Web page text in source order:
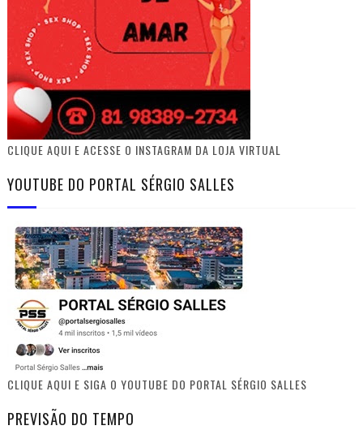
CLIQUE AQUI E ACESSE O INSTAGRAM DA LOJA VIRTUAL
YOUTUBE DO PORTAL SÉRGIO SALLES
CLIQUE AQUI E SIGA O YOUTUBE DO PORTAL SÉRGIO SALLES
PREVISÃO DO TEMPO